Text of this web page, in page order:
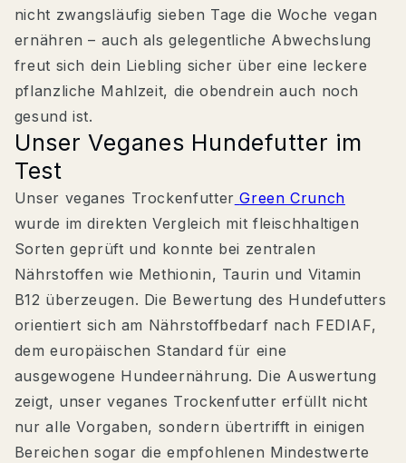
nicht zwangsläufig sieben Tage die Woche vegan
ernähren – auch als gelegentliche Abwechslung
freut sich dein Liebling sicher über eine leckere
pflanzliche Mahlzeit, die obendrein auch noch
gesund ist.
Unser Veganes Hundefutter im
Test
Unser veganes Trockenfutter Green Crunch
wurde im direkten Vergleich mit fleischhaltigen
Sorten geprüft und konnte bei zentralen
Nährstoffen wie Methionin, Taurin und Vitamin
B12 überzeugen. Die Bewertung des Hundefutters
orientiert sich am Nährstoffbedarf nach FEDIAF,
dem europäischen Standard für eine
ausgewogene Hundeernährung. Die Auswertung
zeigt, unser veganes Trockenfutter erfüllt nicht
nur alle Vorgaben, sondern übertrifft in einigen
Bereichen sogar die empfohlenen Mindestwerte